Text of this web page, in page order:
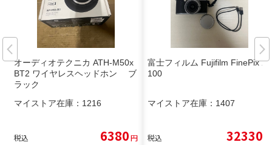
オーディオテクニカ ATH-M50x
BT2 ワイヤレスヘッドホン ブ
ラック
マイストア在庫： 1216
税込 6380円
富士フィルム Fujifilm FinePix X
100
マイストア在庫： 1407
税込 32330